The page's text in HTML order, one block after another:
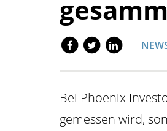
Bei Phoenix
gemessen wird,